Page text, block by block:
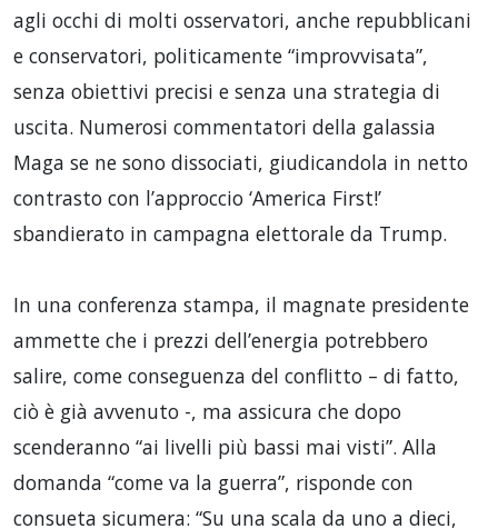
agli occhi di molti osservatori, anche repubblicani
e conservatori, politicamente “improvvisata”,
senza obiettivi precisi e senza una strategia di
uscita. Numerosi commentatori della galassia
Maga se ne sono dissociati, giudicandola in netto
contrasto con l’approccio ‘America First!’
sbandierato in campagna elettorale da Trump.
In una conferenza stampa, il magnate presidente
ammette che i prezzi dell’energia potrebbero
salire, come conseguenza del conflitto – di fatto,
ciò è già avvenuto -, ma assicura che dopo
scenderanno “ai livelli più bassi mai visti”. Alla
domanda “come va la guerra”, risponde con
consueta sicumera: “Su una scala da uno a dieci,